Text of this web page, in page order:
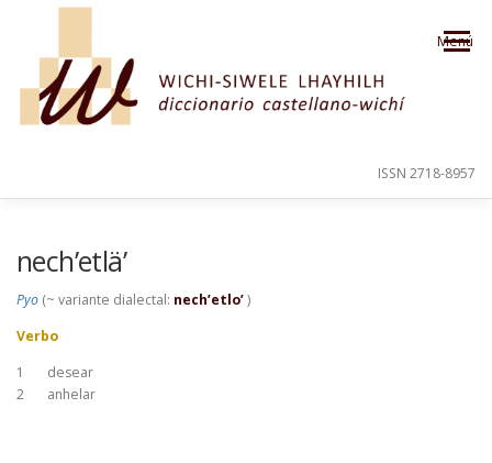
Saltar al contenido
Menú
ISSN 2718-8957
nech’etlä’
Pyo (~ variante dialectal: nech’etlo’)
Verbo
1
desear
2
anhelar